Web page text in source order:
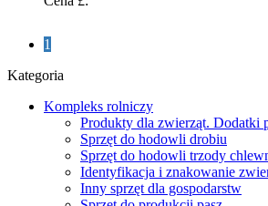
1
Kategoria
Kompleks rolniczy
Produkty dla zwierząt. Dodatki
Sprzęt do hodowli drobiu
Sprzęt do hodowli trzody
Identyfikacja i znakowanie
Inny sprzęt dla gospodarstw